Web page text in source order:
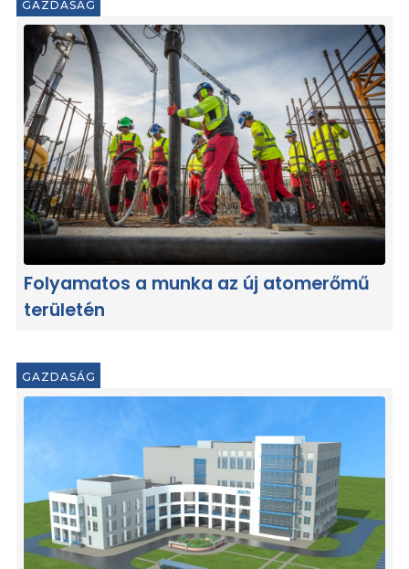
GAZDASÁG
Folyamatos a munka az új atomerőmű
területén
GAZDASÁG